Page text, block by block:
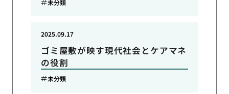
未分類
ゴミ屋敷が映す現代社会とケアマネ
の役割
2025.09.17
未分類